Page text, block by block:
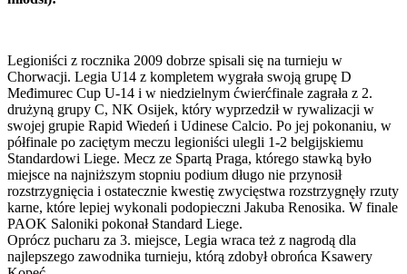
Legioniści z rocznika 2009 dobrze spisali się na turnieju w
Chorwacji. Legia U14 z kompletem wygrała swoją grupę D
Međimurec Cup U-14 i w niedzielnym ćwierćfinale zagrała z 2.
drużyną grupy C, NK Osijek, który wyprzedził w rywalizacji w
swojej grupie Rapid Wiedeń i Udinese Calcio. Po jej pokonaniu, w
półfinale po zaciętym meczu legioniści ulegli 1-2 belgijskiemu
Standardowi Liege. Mecz ze Spartą Praga, którego stawką było
miejsce na najniższym stopniu podium długo nie przynosił
rozstrzygnięcia i ostatecznie kwestię zwycięstwa rozstrzygnęły rzuty
karne, które lepiej wykonali podopieczni Jakuba Renosika. W finale
PAOK Saloniki pokonał Standard Liege.
Oprócz pucharu za 3. miejsce, Legia wraca też z nagrodą dla
najlepszego zawodnika turnieju, którą zdobył obrońca Ksawery